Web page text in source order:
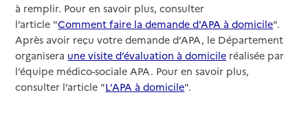
à remplir. Pour en savoir plus, consulter
l’article "Comment faire la demande d'APA à domicile".
Après avoir reçu votre demande d’APA, le Département
organisera une visite d’évaluation à domicile réalisée par
l’équipe médico-sociale APA. Pour en savoir plus,
consulter l’article "L’APA à domicile".